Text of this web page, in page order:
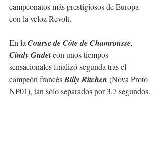
campeonatos más prestigiosos de Europa
con la veloz Revolt.
En la Course de Côte de Chamrousse,
Cindy Gudet con unos tiempos
sensacionales finalizó segunda tras el
campeón francés Billy Ritchen (Nova Proto
NP01), tan sólo separados por 3,7 segundos.